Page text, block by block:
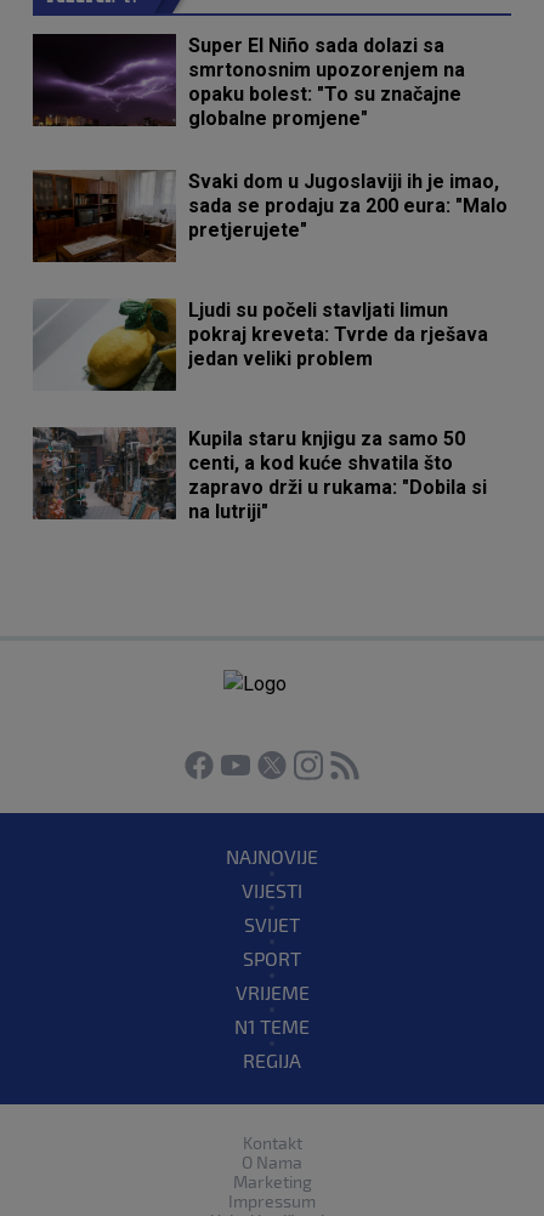
Super El Niño sada dolazi sa
smrtonosnim upozorenjem na
opaku bolest: "To su značajne
globalne promjene"
Svaki dom u Jugoslaviji ih je imao,
sada se prodaju za 200 eura: "Malo
pretjerujete"
Ljudi su počeli stavljati limun
pokraj kreveta: Tvrde da rješava
jedan veliki problem
Kupila staru knjigu za samo 50
centi, a kod kuće shvatila što
zapravo drži u rukama: "Dobila si
na lutriji"
NAJNOVIJE
VIJESTI
SVIJET
SPORT
VRIJEME
N1 TEME
REGIJA
Kontakt
O Nama
Marketing
Impressum